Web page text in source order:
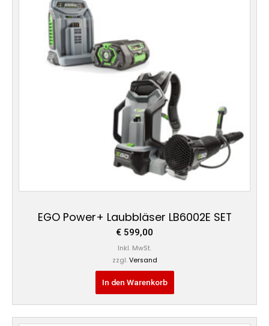
EGO Power+ Laubbläser LB6002E SET
€ 599,00
Inkl. MwSt.
zzgl. Versand
In den Warenkorb